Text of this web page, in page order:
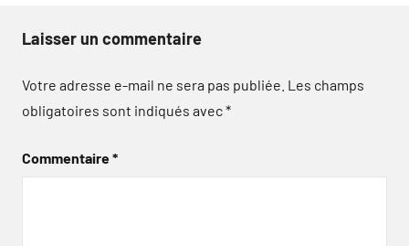
Laisser un commentaire
Votre adresse e-mail ne sera pas publiée. Les champs
obligatoires sont indiqués avec*
Commentaire*